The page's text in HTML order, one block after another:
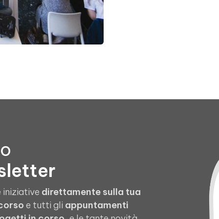
iniziative direttamente sulla tua
e tutti gli appuntamenti